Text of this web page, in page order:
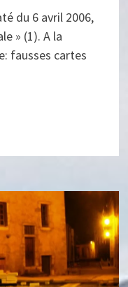
du 6 avril 2006,
» (1). A la
fausses cartes